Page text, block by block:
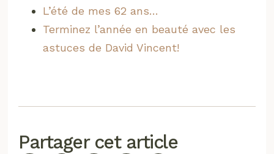
L’été de mes 62 ans…
Terminez l’année en beauté avec les
astuces de David Vincent!
Partager cet article